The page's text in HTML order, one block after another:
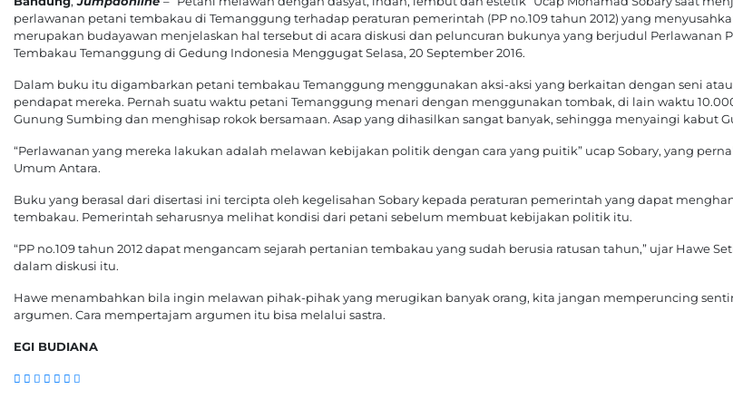
perlawanan petani tembakau di Temanggung terhadap peraturan pemerintah (PP no.109 tahun 2012) yang
merupakan budayawan menjelaskan hal tersebut di acara diskusi dan peluncuran bukunya yang berjudul Perlawanan
Tembakau Temanggung di Gedung Indonesia Menggugat Selasa, 20 September 2016.
Dalam buku itu digambarkan petani tembakau Temanggung menggunakan aksi-aksi yang berkaitan dengan seni
pendapat mereka. Pernah suatu waktu petani Temanggung menari dengan menggunakan tombak, di lain waktu
Gunung Sumbing dan menghisap rokok bersamaan. Asap yang dihasilkan sangat banyak, sehingga menyaingi kabut
“Perlawanan yang mereka lakukan adalah melawan kebijakan politik dengan cara yang puitik” ucap Sobary, yang
Umum Antara.
Buku yang berasal dari disertasi ini tercipta oleh kegelisahan Sobary kepada peraturan pemerintah yang dapat
tembakau. Pemerintah seharusnya melihat kondisi dari petani sebelum membuat kebijakan politik itu.
“PP no.109 tahun 2012 dapat mengancam sejarah pertanian tembakau yang sudah berusia ratusan tahun,” ujar Hawe
dalam diskusi itu.
Hawe menambahkan bila ingin melawan pihak-pihak yang merugikan banyak orang, kita jangan memperuncing
argumen. Cara mempertajam argumen itu bisa melalui sastra.
EGI BUDIANA